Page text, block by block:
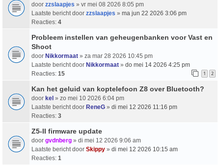
door zzslaapjes » vr mei 08 2026 8:05 pm
Laatste bericht door zzslaapjes » ma jun 22 2026 3:06 pm
Reacties: 4
Probleem instellen van geheugenbanken voor Vast en
Shoot
door Nikkormaat » za mar 28 2026 10:45 pm
Laatste bericht door Nikkormaat » do mei 14 2026 4:25 pm
Reacties: 15 1 2
Kan het geluid van koptelefoon Z8 over Bluetooth?
door kel » zo mei 10 2026 6:04 pm
Laatste bericht door ReneG » di mei 12 2026 11:16 pm
Reacties: 3
Z5-II firmware update
door gvdnberg » di mei 12 2026 9:06 am
Laatste bericht door Skippy » di mei 12 2026 10:15 am
Reacties: 1